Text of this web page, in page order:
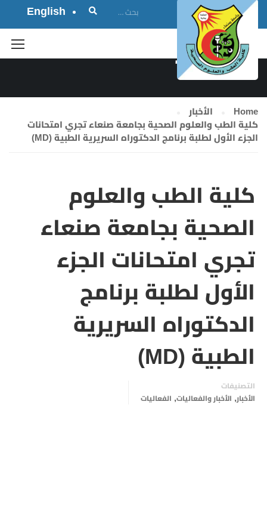
English
الأخبار
Home
الأخبار
كلية الطب والعلوم الصحية بجامعة صنعاء تجري امتحانات
الجزء الأول لطلبة برنامج الدكتوراه السريرية الطبية (MD)
كلية الطب والعلوم
الصحية بجامعة صنعاء
تجري امتحانات الجزء
الأول لطلبة برنامج
الدكتوراه السريرية
الطبية (MD)
التصنيفات
الأخبار, الأخبار والفعاليات, الفعاليات